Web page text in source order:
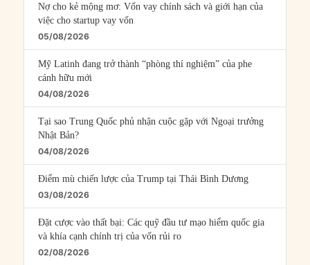
Nợ cho kẻ mộng mơ: Vốn vay chính sách và giới hạn của
việc cho startup vay vốn
05/08/2026
Mỹ Latinh đang trở thành “phòng thí nghiệm” của phe
cánh hữu mới
04/08/2026
Tại sao Trung Quốc phủ nhận cuộc gặp với Ngoại trưởng
Nhật Bản?
04/08/2026
Điểm mù chiến lược của Trump tại Thái Bình Dương
03/08/2026
Đặt cược vào thất bại: Các quỹ đầu tư mạo hiểm quốc gia
và khía cạnh chính trị của vốn rủi ro
02/08/2026